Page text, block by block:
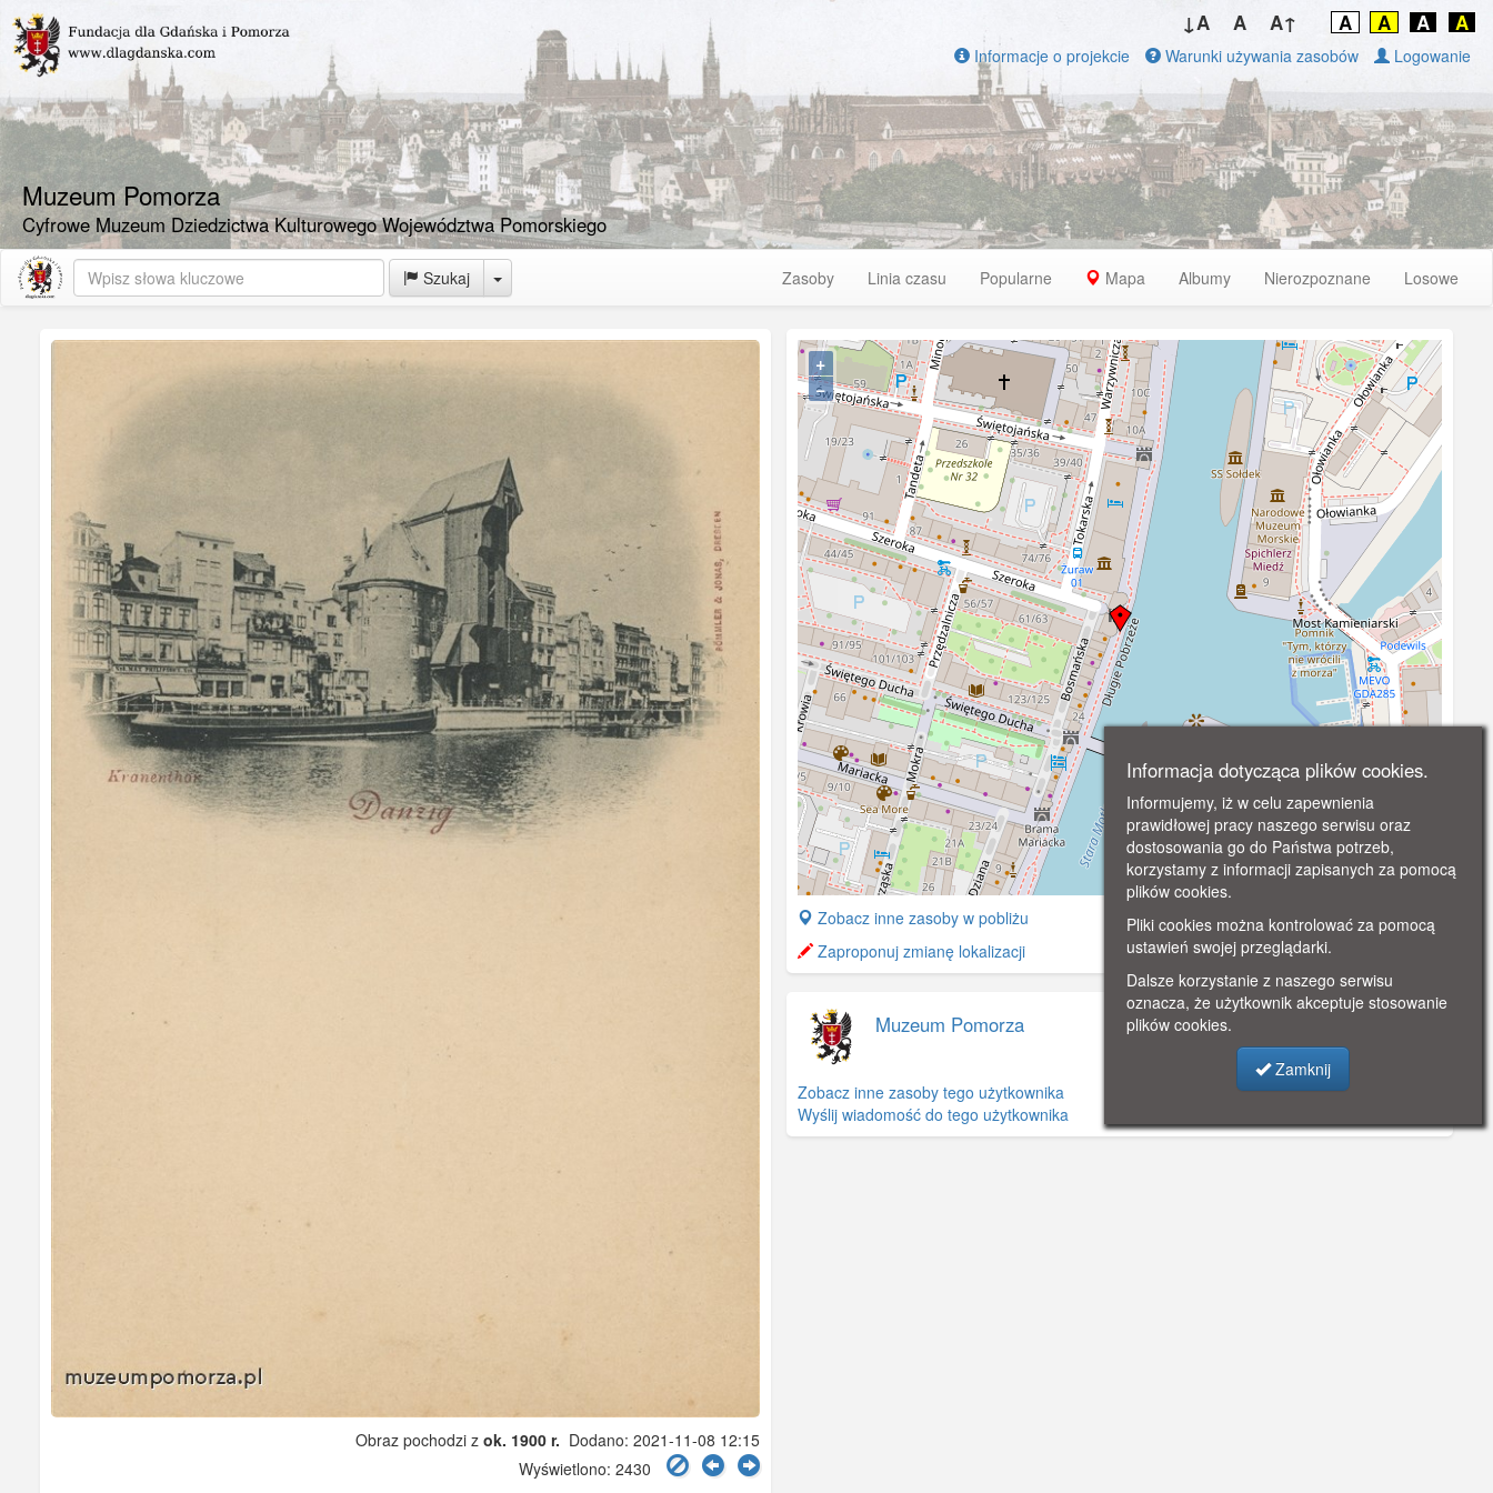
Muzeum Pomorza
Cyfrowe Muzeum Dziedzictwa Kulturowego Województwa Pomorskiego
↓A A A↑ A A A A
Informacje o projekcie Warunki używania zasobów Logowanie
Szukaj Toggle Dropdown Zasoby Linia czasu Popularne Mapa Albumy Nierozpoznane Losowe
Obraz pochodzi z ok. 1900 r. Dodano: 2021-11-08 12:15
Wyświetlono: 2430
+
−
©OpenStreetMapcontributors.
+
−
Zobacz inne zasoby w pobliżu
Zaproponuj zmianę lokalizacji
Muzeum Pomorza
Zobacz inne zasoby tego użytkownika
Wyślij wiadomość do tego użytkownika
Informacja dotycząca plików cookies.
Informujemy, iż w celu zapewnienia
prawidłowej pracy naszego serwisu oraz
dostosowania go do Państwa potrzeb,
korzystamy z informacji zapisanych za pomocą
plików cookies.
Pliki cookies można kontrolować za pomocą
ustawień swojej przeglądarki.
Dalsze korzystanie z naszego serwisu
oznacza, że użytkownik akceptuje stosowanie
plików cookies.
Zamknij